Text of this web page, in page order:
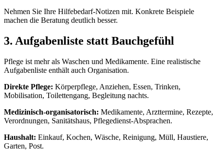
Nehmen Sie Ihre Hilfebedarf-Notizen mit. Konkrete Beispiele
machen die Beratung deutlich besser.
3. Aufgabenliste statt Bauchgefühl
Pflege ist mehr als Waschen und Medikamente. Eine realistische
Aufgabenliste enthält auch Organisation.
Direkte Pflege: Körperpflege, Anziehen, Essen, Trinken,
Mobilisation, Toilettengang, Begleitung nachts.
Medizinisch-organisatorisch: Medikamente, Arzttermine, Rezepte,
Verordnungen, Sanitätshaus, Pflegedienst-Absprachen.
Haushalt: Einkauf, Kochen, Wäsche, Reinigung, Müll, Haustiere,
Garten, Post.